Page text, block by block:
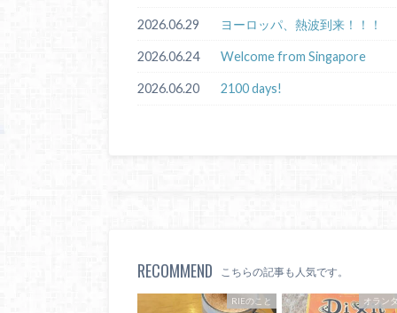
2026.06.29 ヨーロッパ、熱波到来！！！
2026.06.24 Welcome from Singapore
2026.06.20 2100 days!
RECOMMEND こちらの記事も人気です。
RIEのこと オラン